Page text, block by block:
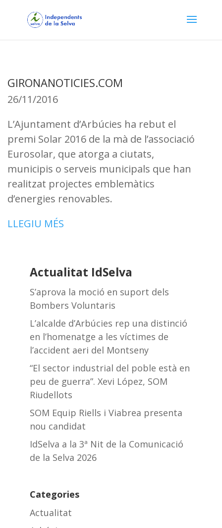
GIRONANOTICIES.COM
26/11/2016
L’Ajuntament d’Arbúcies ha rebut el
premi Solar 2016 de la mà de l’associació
Eurosolar, que atorga a ciutats,
municipis o serveis municipals que han
realitzat projectes emblemàtics
d’energies renovables.
LLEGIU MÉS
Actualitat IdSelva
S’aprova la moció en suport dels
Bombers Voluntaris
L’alcalde d’Arbúcies rep una distinció
en l’homenatge a les víctimes de
l’accident aeri del Montseny
“El sector industrial del poble està en
peu de guerra”. Xevi López, SOM
Riudellots
SOM Equip Riells i Viabrea presenta
nou candidat
IdSelva a la 3ª Nit de la Comunicació
de la Selva 2026
Categories
Actualitat